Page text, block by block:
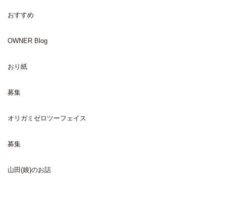
おすすめ
OWNER Blog
おり紙
募集
オリガミゼロツーフェイス
募集
山田(娘)のお話